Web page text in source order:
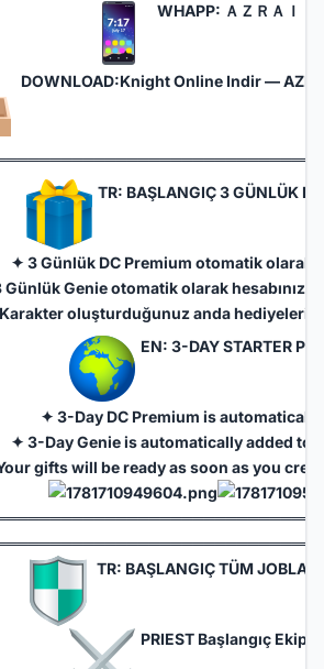
WHAPP: ＡＺＲＡＩＬ
DOWNLOAD:Knight Online Indir —
TR: BAŞLANGIÇ 3 GÜNLÜK
✦ 3 Günlük DC Premium otomatik olarak
Günlük Genie otomatik olarak hesabınıza
oluşturduğunuz anda
EN: 3-DAY STARTER
✦ 3-Day DC Premium is
✦ 3-Day Genie is automatically added to
gifts will be ready as soon as you
TR: BAŞLANGIÇ TÜM
PRIEST Başlangıç